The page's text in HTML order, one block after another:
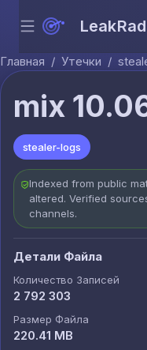
Menu
Главная / Утечки /
mix
stealer-logs
Indexed from public
altered. Verified
channels.
Детали Файла
Количество Записей
2 792 303
Размер Файла
220.41 MB